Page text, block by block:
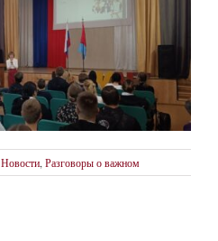
Новости,Разговоры о важном